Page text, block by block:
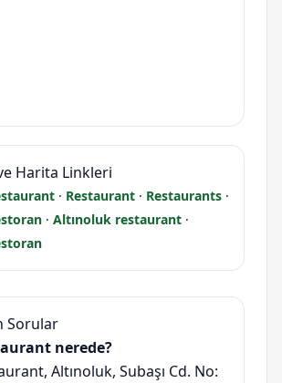
Harita Linkleri
· Restaurant · Restaurants ·
· Altınoluk restaurant ·
Sorular
nerede?
Altınoluk, Subaşı Cd. No: